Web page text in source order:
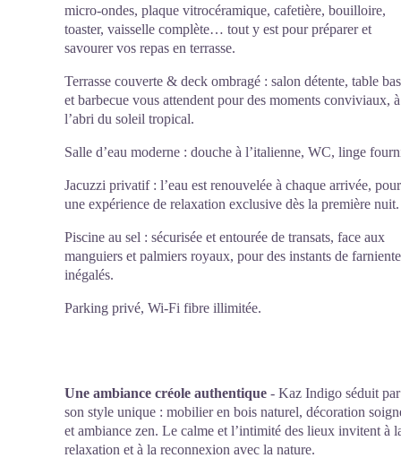
micro-ondes, plaque vitrocéramique, cafetière, bouilloire,
toaster, vaisselle complète… tout y est pour préparer et
savourer vos repas en terrasse.
Terrasse couverte & deck ombragé : salon détente, table
et barbecue vous attendent pour des moments conviviaux, à
l’abri du soleil tropical.
Salle d’eau moderne : douche à l’italienne, WC, linge
Jacuzzi privatif : l’eau est renouvelée à chaque arrivée, pour
une expérience de relaxation exclusive dès la première nuit.
Piscine au sel : sécurisée et entourée de transats, face aux
manguiers et palmiers royaux, pour des instants de farniente
inégalés.
Parking privé, Wi-Fi fibre illimitée.
Une ambiance créole authentique - Kaz Indigo séduit par
son style unique : mobilier en bois naturel, décoration
et ambiance zen. Le calme et l’intimité des lieux invitent à
relaxation et à la reconnexion avec la nature.